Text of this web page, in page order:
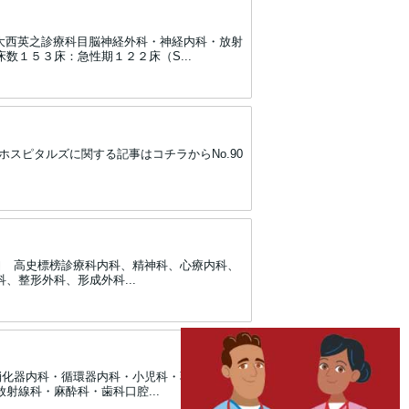
英之診療科目脳神経外科・神経内科・放射
数１５３床：急性期１２２床（S...
スピタルズに関する記事はコチラからNo.90
史標榜診療科内科、精神科、心療内科、
、整形外科、形成外科...
内科・循環器内科・小児科・乳腺外科・
射線科・麻酔科・歯科口腔...